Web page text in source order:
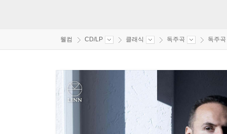
웰컴 CD/LP 클래식 독주곡 독주